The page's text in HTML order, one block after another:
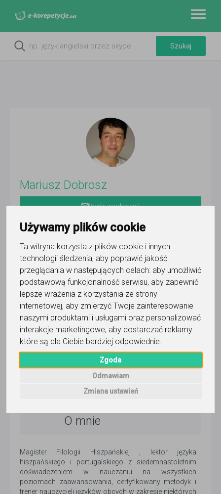
Używamy plików cookie
Ta witryna korzysta z plików cookie i innych
technologii śledzenia, aby poprawić jakość
przeglądania w następujących celach: aby umożliwić
podstawową funkcjonalność serwisu, aby zapewnić
lepsze wrażenia z korzystania ze strony
internetowej, aby zmierzyć Twoje zainteresowanie
naszymi produktami i usługami oraz personalizować
interakcje marketingowe, aby dostarczać reklamy
które są dla Ciebie bardziej odpowiednie
Zgoda
Odmawiam
Zmiana ustawień
Mariusz Dobrosz
Wyślij wiadomość
Ostatnia aktywność:
wczoraj
Pokaż
Korepetytor prowadzi zajęcia online
Wyślij wiadomość
5,0/5
20opinii
Mariusz Dobrosz
O mnie
Magister Filologii HIszpańskiej , lektor języka
hiszpańskiego i portugalskiego z siedemnastoletnim
doświadczeniem w nauczaniu na wszystkich
poziomach zaawansowania, certyfikowany metodyk i
trener nauczycieli języków obcych w zakresie niektórych